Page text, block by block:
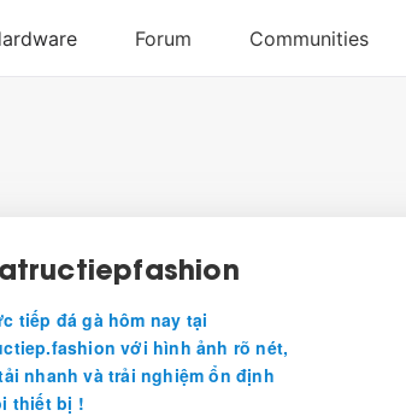
tiếp đá gà hôm nay tại
với hình ảnh rõ nét,
nhanh và trải nghiệm ổn định
thiết bị !